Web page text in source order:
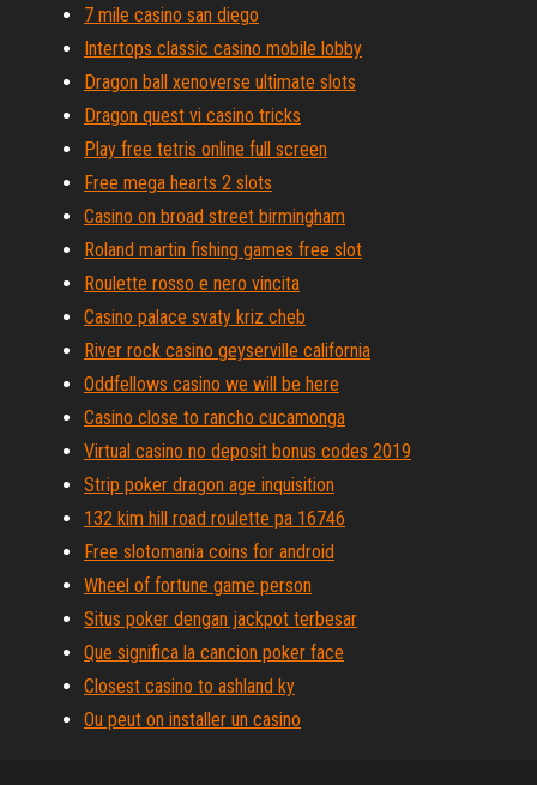
7 mile casino san diego
Intertops classic casino mobile lobby
Dragon ball xenoverse ultimate slots
Dragon quest vi casino tricks
Play free tetris online full screen
Free mega hearts 2 slots
Casino on broad street birmingham
Roland martin fishing games free slot
Roulette rosso e nero vincita
Casino palace svaty kriz cheb
River rock casino geyserville california
Oddfellows casino we will be here
Casino close to rancho cucamonga
Virtual casino no deposit bonus codes 2019
Strip poker dragon age inquisition
132 kim hill road roulette pa 16746
Free slotomania coins for android
Wheel of fortune game person
Situs poker dengan jackpot terbesar
Que significa la cancion poker face
Closest casino to ashland ky
Ou peut on installer un casino